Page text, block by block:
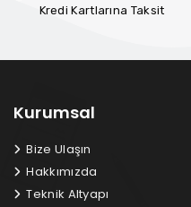
Kredi Kartlarına Taksit
Kurumsal
Bize Ulaşın
Hakkımızda
Teknik Altyapı